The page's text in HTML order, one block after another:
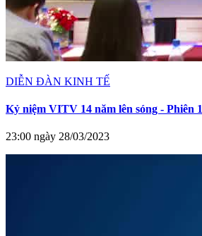
DIỄN ĐÀN KINH TẾ
Kỷ niệm VITV 14 năm lên sóng - Phiên 1
23:00 ngày 28/03/2023